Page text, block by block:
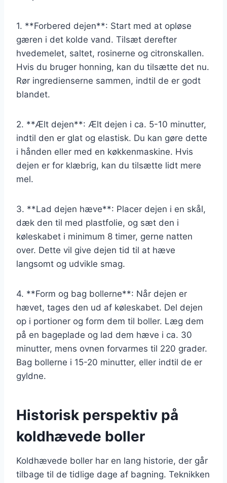
1. **Forbered dejen**: Start med at opløse
gæren i det kolde vand. Tilsæt derefter
hvedemelet, saltet, rosinerne og citronskallen.
Hvis du bruger honning, kan du tilsætte det nu.
Rør ingredienserne sammen, indtil de er godt
blandet.
2. **Ælt dejen**: Ælt dejen i ca. 5-10 minutter,
indtil den er glat og elastisk. Du kan gøre dette
i hånden eller med en køkkenmaskine. Hvis
dejen er for klæbrig, kan du tilsætte lidt mere
mel.
3. **Lad dejen hæve**: Placer dejen i en skål,
dæk den til med plastfolie, og sæt den i
køleskabet i minimum 8 timer, gerne natten
over. Dette vil give dejen tid til at hæve
langsomt og udvikle smag.
4. **Form og bag bollerne**: Når dejen er
hævet, tages den ud af køleskabet. Del dejen
op i portioner og form dem til boller. Læg dem
på en bageplade og lad dem hæve i ca. 30
minutter, mens ovnen forvarmes til 220 grader.
Bag bollerne i 15-20 minutter, eller indtil de er
gyldne.
Historisk perspektiv på
koldhævede boller
Koldhævede boller har en lang historie, der går
tilbage til de tidlige dage af bagning. Teknikken